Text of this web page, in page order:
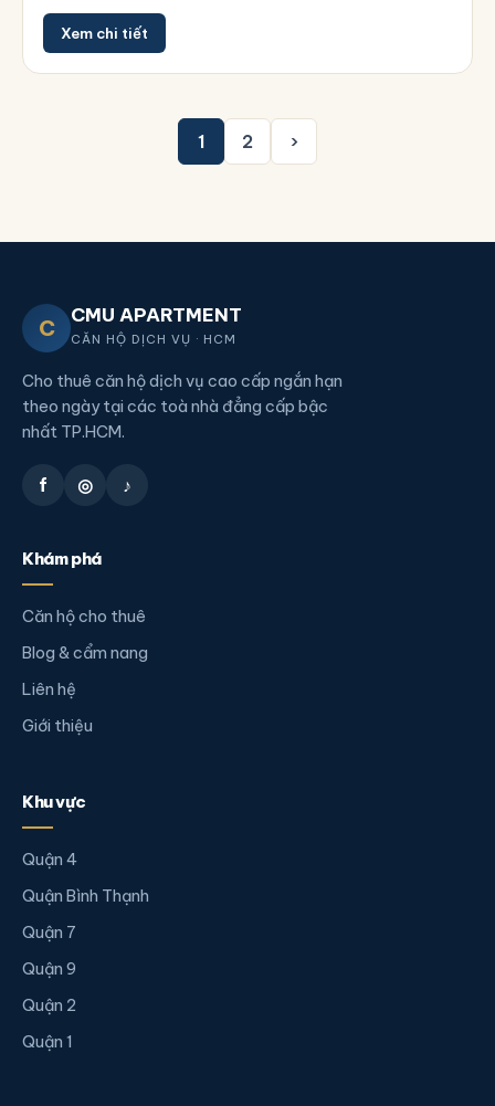
Xem chi tiết
1 2 ›
C CMU APARTMENT
CĂN HỘ DỊCH VỤ · HCM
Cho thuê căn hộ dịch vụ cao cấp ngắn hạn
theo ngày tại các toà nhà đẳng cấp bậc
nhất TP.HCM.
f ◎ ♪
Khám phá
Căn hộ cho thuê
Blog & cẩm nang
Liên hệ
Giới thiệu
Khu vực
Quận 4
Quận Bình Thạnh
Quận 7
Quận 9
Quận 2
Quận 1